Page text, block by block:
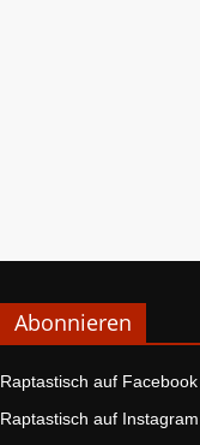
Abonnieren
Raptastisch auf Facebook
Raptastisch auf Instagram